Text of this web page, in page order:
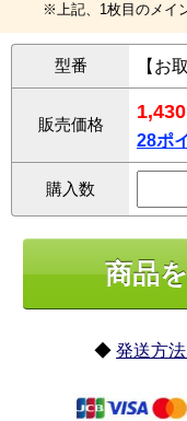
※上記、1枚目のメイ
型番 【お
販売価格
1,430
28ポ
購入数
◆ 発送方